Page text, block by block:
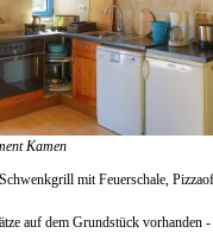
Kamen
mit Feuerschale,
auf dem Grundstück vorhanden